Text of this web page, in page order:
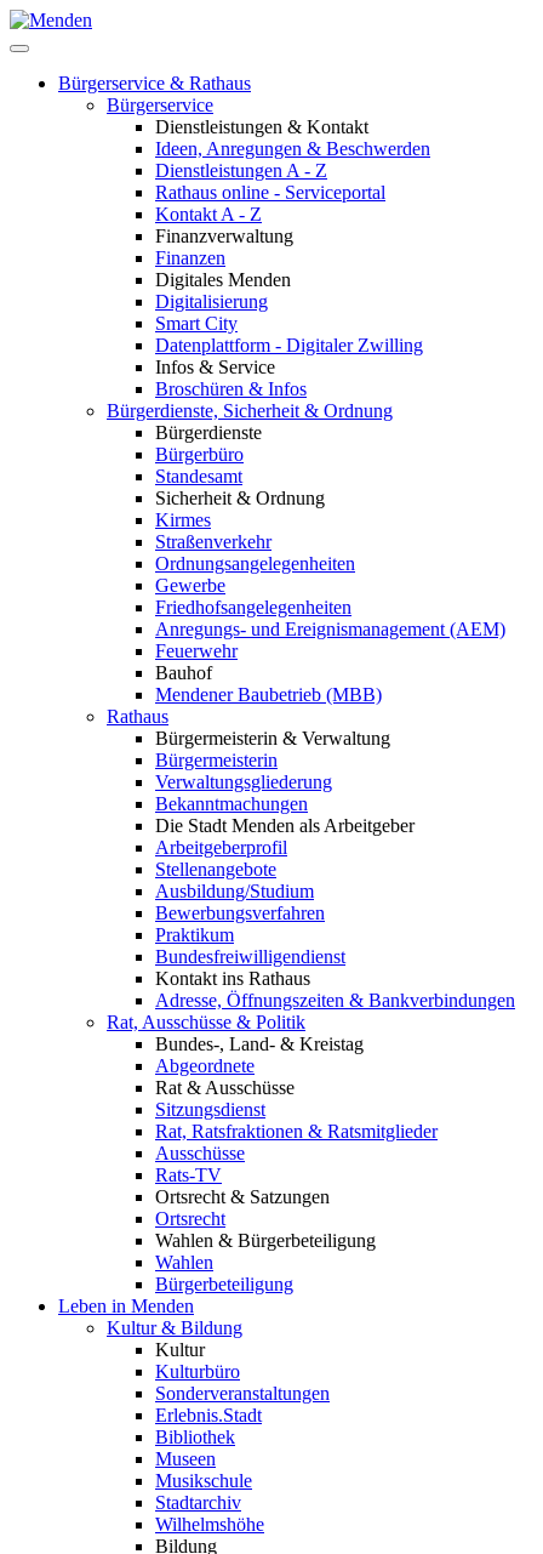
Bürgerservice & Rathaus
Bürgerservice
Dienstleistungen & Kontakt
Ideen, Anregungen & Beschwerden
Dienstleistungen A - Z
Rathaus online - Serviceportal
Kontakt A - Z
Finanzverwaltung
Finanzen
Digitales Menden
Digitalisierung
Smart City
Datenplattform - Digitaler Zwilling
Infos & Service
Broschüren & Infos
Bürgerdienste, Sicherheit & Ordnung
Bürgerdienste
Bürgerbüro
Standesamt
Sicherheit & Ordnung
Kirmes
Straßenverkehr
Ordnungsangelegenheiten
Gewerbe
Friedhofsangelegenheiten
Anregungs- und Ereignismanagement (AEM)
Feuerwehr
Bauhof
Mendener Baubetrieb (MBB)
Rathaus
Bürgermeisterin & Verwaltung
Bürgermeisterin
Verwaltungsgliederung
Bekanntmachungen
Die Stadt Menden als Arbeitgeber
Arbeitgeberprofil
Stellenangebote
Ausbildung/Studium
Bewerbungsverfahren
Praktikum
Bundesfreiwilligendienst
Kontakt ins Rathaus
Adresse, Öffnungszeiten & Bankverbindungen
Rat, Ausschüsse & Politik
Bundes-, Land- & Kreistag
Abgeordnete
Rat & Ausschüsse
Sitzungsdienst
Rat, Ratsfraktionen & Ratsmitglieder
Ausschüsse
Rats-TV
Ortsrecht & Satzungen
Ortsrecht
Wahlen & Bürgerbeteiligung
Wahlen
Bürgerbeteiligung
Leben in Menden
Kultur & Bildung
Kultur
Kulturbüro
Sonderveranstaltungen
Erlebnis.Stadt
Bibliothek
Museen
Musikschule
Stadtarchiv
Wilhelmshöhe
Bildung